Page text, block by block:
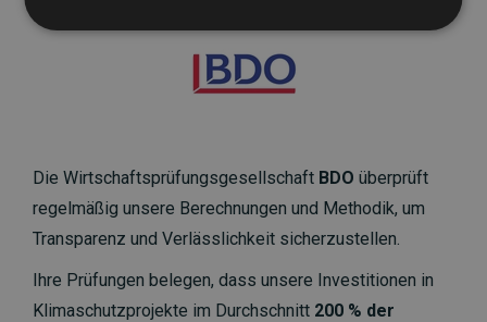
Die Wirtschaftsprüfungsgesellschaft BDO überprüft
regelmäßig unsere Berechnungen und Methodik, um
Transparenz und Verlässlichkeit sicherzustellen.
Ihre Prüfungen belegen, dass unsere Investitionen in
Klimaschutzprojekte im Durchschnitt 200 % der